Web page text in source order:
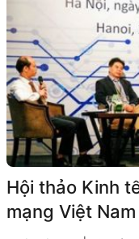
những quy định
quan đến khối
doanh nghiệp, tham
lý dữ liệu.
Hội thảo Kinh
mạng Việt Nam